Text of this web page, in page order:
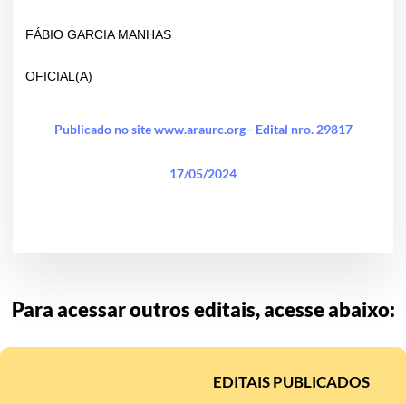
FÁBIO GARCIA MANHAS
OFICIAL(A)
Publicado no site www.araurc.org - Edital nro. 29817
17/05/2024
Para acessar outros editais, acesse abaixo:
EDITAIS PUBLICADOS